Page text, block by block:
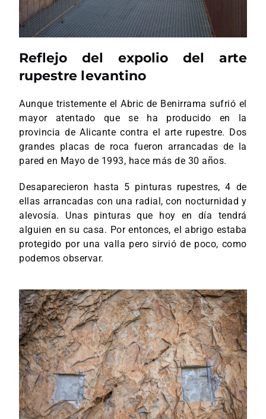
Reflejo del expolio del arte
rupestre levantino
Aunque tristemente el Abric de Benirrama sufrió el
mayor atentado que se ha producido en la
provincia de Alicante contra el arte rupestre. Dos
grandes placas de roca fueron arrancadas de la
pared en Mayo de 1993, hace más de 30 años.
Desaparecieron hasta 5 pinturas rupestres, 4 de
ellas arrancadas con una radial, con nocturnidad y
alevosía. Unas pinturas que hoy en día tendrá
alguien en su casa. Por entonces, el abrigo estaba
protegido por una valla pero sirvió de poco, como
podemos observar.